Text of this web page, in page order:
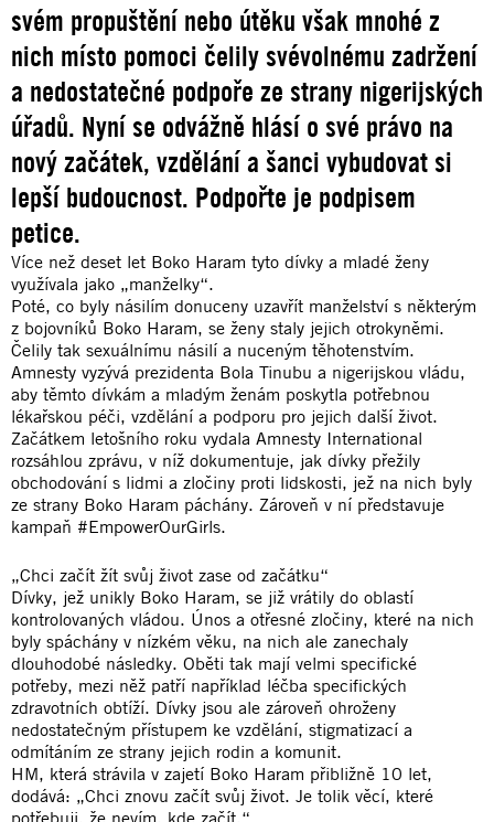
svém propuštění nebo útěku však mnohé z
nich místo pomoci čelily svévolnému zadržení
a nedostatečné podpoře ze strany nigerijských
úřadů. Nyní se odvážně hlásí o své právo na
nový začátek, vzdělání a šanci vybudovat si
lepší budoucnost. Podpořte je podpisem
petice.
Více než deset let Boko Haram tyto dívky a mladé ženy
využívala jako „manželky“.
Poté, co byly násilím donuceny uzavřít manželství s některým
z bojovníků Boko Haram, se ženy staly jejich otrokyněmi.
Čelily tak sexuálnímu násilí a nuceným těhotenstvím.
Amnesty vyzývá prezidenta Bola Tinubu a nigerijskou vládu,
aby těmto dívkám a mladým ženám poskytla potřebnou
lékařskou péči, vzdělání a podporu pro jejich další život.
Začátkem letošního roku vydala Amnesty International
rozsáhlou zprávu, v níž dokumentuje, jak dívky přežily
obchodování s lidmi a zločiny proti lidskosti, jež na nich byly
ze strany Boko Haram páchány. Zároveň v ní představuje
kampaň #EmpowerOurGirls.
„Chci začít žít svůj život zase od začátku“
Dívky, jež unikly Boko Haram, se již vrátily do oblastí
kontrolovaných vládou. Únos a otřesné zločiny, které na nich
byly spáchány v nízkém věku, na nich ale zanechaly
dlouhodobé následky. Oběti tak mají velmi specifické
potřeby, mezi něž patří například léčba specifických
zdravotních obtíží. Dívky jsou ale zároveň ohroženy
nedostatečným přístupem ke vzdělání, stigmatizací a
odmítáním ze strany jejich rodin a komunit.
HM, která strávila v zajetí Boko Haram přibližně 10 let,
dodává: „Chci znovu začít svůj život. Je tolik věcí, které
potřebuji, že nevím, kde začít.“